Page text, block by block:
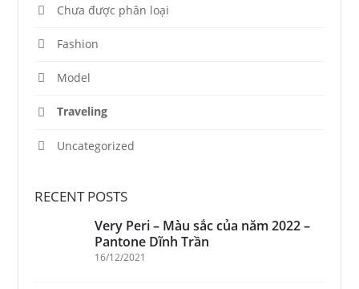
Chưa được phân loại
Fashion
Model
Traveling
Uncategorized
RECENT POSTS
Very Peri – Màu sắc của năm 2022 –
Pantone Dĩnh Trần
16/12/2021